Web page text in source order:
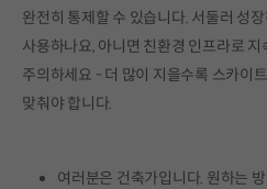
완전히 통제할 수 있습니다. 서둘러 성
사용하나요, 아니면 친환경 인프라로
주의하세요 - 더 많이 지을수록 스카이
맞춰야 합니다.
여러분은 건축가입니다. 원하는